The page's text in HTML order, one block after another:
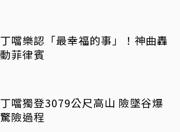
丁噹樂認「最幸福的事」！神曲轟
動菲律賓
丁噹獨登3079公尺高山 險墜谷爆
驚險過程